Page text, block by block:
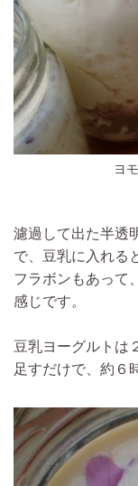
ヨ
濾過して出た半透
で、豆乳に入れる
フラボンもあって
感じです。
豆乳ヨーグルトは
足すだけで、約６